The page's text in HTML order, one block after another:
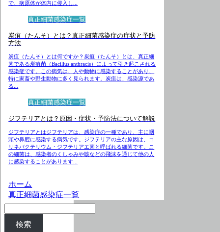
で、病原体が体内に侵入し...
真正細菌感染症一覧
炭疽（たんそ）とは？真正細菌感染症の症状と予防
方法
炭疽（たんそ）とは何ですか？炭疽（たんそ）とは、真正細
菌である炭疽菌（Bacillus anthracis）によって引き起こされる
感染症です。この病気は、人や動物に感染することがあり、
特に家畜や野生動物に多く見られます。炭疽は、感染源であ
る...
真正細菌感染症一覧
ジフテリアとは？原因・症状・予防法について解説
ジフテリアとはジフテリアは、感染症の一種であり、主に咽
頭や鼻腔に感染する病気です。ジフテリアの主な原因は、コ
リネバクテリウム・ジフテリアエ菌と呼ばれる細菌です。こ
の細菌は、感染者のくしゃみや咳などの飛沫を通じて他の人
に感染することがあります...
ホーム
真正細菌感染症一覧
検索